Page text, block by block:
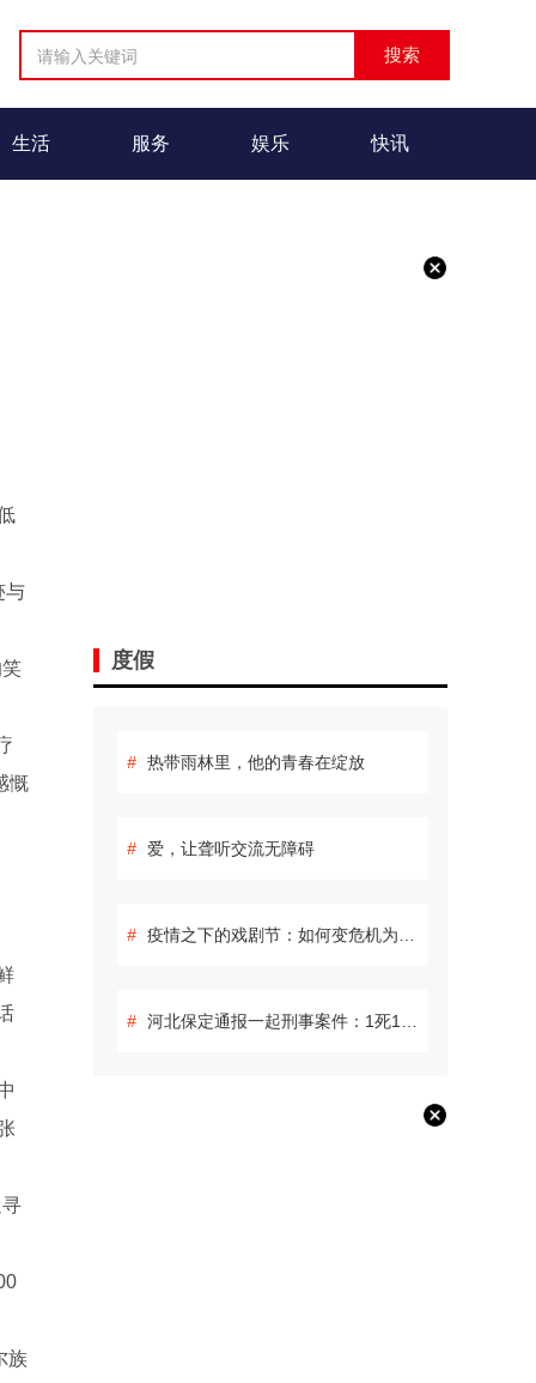
生活 服务 娱乐 快讯
与
慨
族
度假
# 热带雨林里，他的青春在绽放
# 爱，让聋听交流无障碍
# 疫情之下的戏剧节：如何变危机为生机
# 河北保定通报一起刑事案件：1死1伤 嫌疑人自杀身亡